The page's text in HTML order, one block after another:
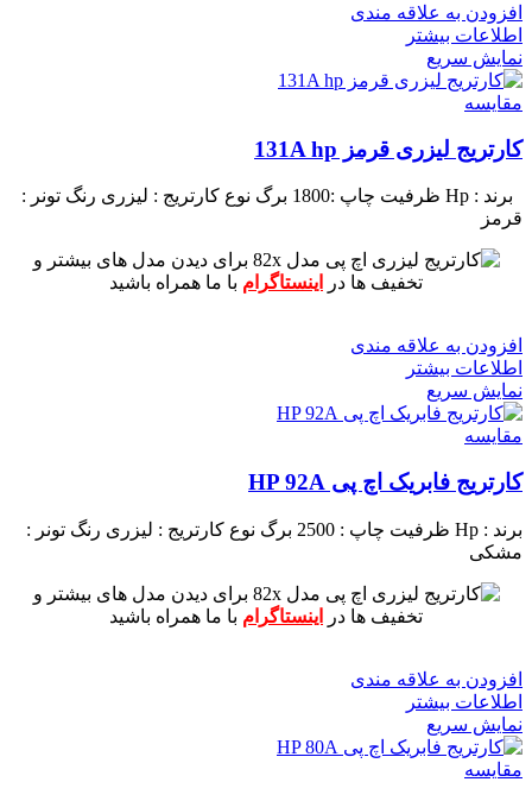
افزودن به علاقه مندی
اطلاعات بیشتر
نمایش سریع
مقايسه
کارتریج لیزری قرمز 131A hp
برند : Hp ظرفیت چاپ :1800 برگ نوع کارتریج : لیزری رنگ تونر :
قرمز
برای دیدن مدل های بیشتر و
تخفیف ها در
اینستاگرام با ما همراه باشید
افزودن به علاقه مندی
اطلاعات بیشتر
نمایش سریع
مقايسه
کارتریج فابریک اچ پی HP 92A
برند : Hp ظرفیت چاپ : 2500 برگ نوع کارتریج : لیزری رنگ تونر :
مشکی
برای دیدن مدل های بیشتر و
تخفیف ها در
اینستاگرام با ما همراه باشید
افزودن به علاقه مندی
اطلاعات بیشتر
نمایش سریع
مقايسه